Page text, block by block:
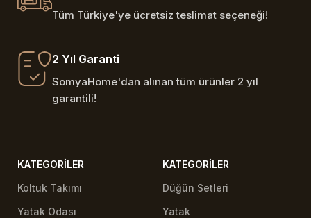
Tüm Türkiye'ye ücretsiz teslimat seçeneği!
2 Yıl Garanti
SomyaHome'dan alınan tüm ürünler 2 yıl
garantili!
KATEGORILER
Koltuk Takımı
Yatak Odası
KATEGORILER
Düğün Setleri
Yatak